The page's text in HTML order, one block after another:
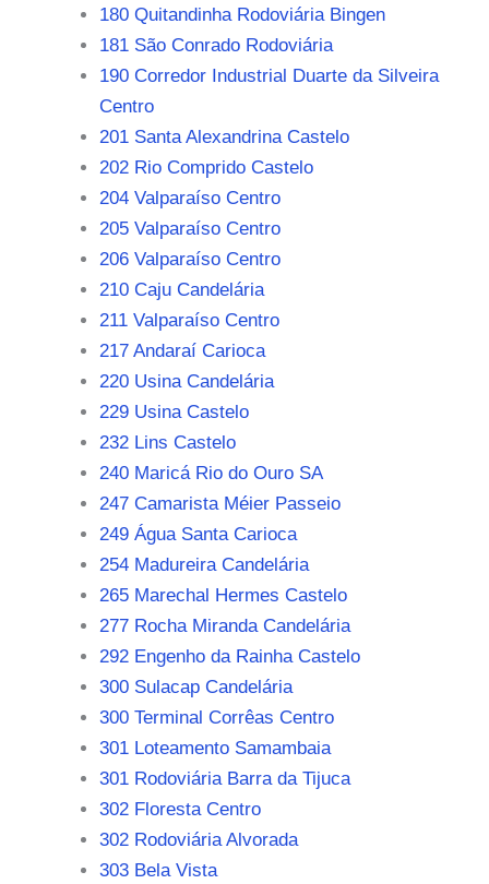
180 Quitandinha Rodoviária Bingen
181 São Conrado Rodoviária
190 Corredor Industrial Duarte da Silveira
Centro
201 Santa Alexandrina Castelo
202 Rio Comprido Castelo
204 Valparaíso Centro
205 Valparaíso Centro
206 Valparaíso Centro
210 Caju Candelária
211 Valparaíso Centro
217 Andaraí Carioca
220 Usina Candelária
229 Usina Castelo
232 Lins Castelo
240 Maricá Rio do Ouro SA
247 Camarista Méier Passeio
249 Água Santa Carioca
254 Madureira Candelária
265 Marechal Hermes Castelo
277 Rocha Miranda Candelária
292 Engenho da Rainha Castelo
300 Sulacap Candelária
300 Terminal Corrêas Centro
301 Loteamento Samambaia
301 Rodoviária Barra da Tijuca
302 Floresta Centro
302 Rodoviária Alvorada
303 Bela Vista